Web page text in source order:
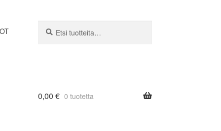
0,00 € 0 tuotetta